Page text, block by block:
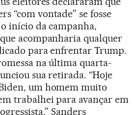
“com vontade” se fosse
início da campanha,
acompanharia qualquer
para enfrentar Trump.
na última quarta-
sua retirada. “Hoje
um homem muito
trabalhei para avançar em
Sanders